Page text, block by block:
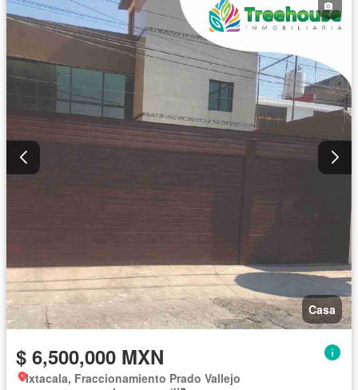
Casa
$ 6,500,000 MXN
Ixtacala, Fraccionamiento Prado Vallejo